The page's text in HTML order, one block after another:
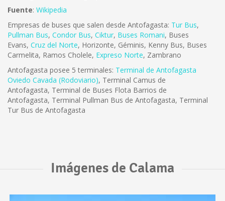
Fuente: Wikipedia
Empresas de buses que salen desde Antofagasta: Tur Bus,
Pullman Bus, Condor Bus, Ciktur, Buses Romani, Buses
Evans, Cruz del Norte, Horizonte, Géminis, Kenny Bus, Buses
Carmelita, Ramos Cholele, Expreso Norte, Zambrano
Antofagasta posee 5 terminales: Terminal de Antofagasta
Oviedo Cavada (Rodoviario), Terminal Camus de
Antofagasta, Terminal de Buses Flota Barrios de
Antofagasta, Terminal Pullman Bus de Antofagasta, Terminal
Tur Bus de Antofagasta
Imágenes de Calama